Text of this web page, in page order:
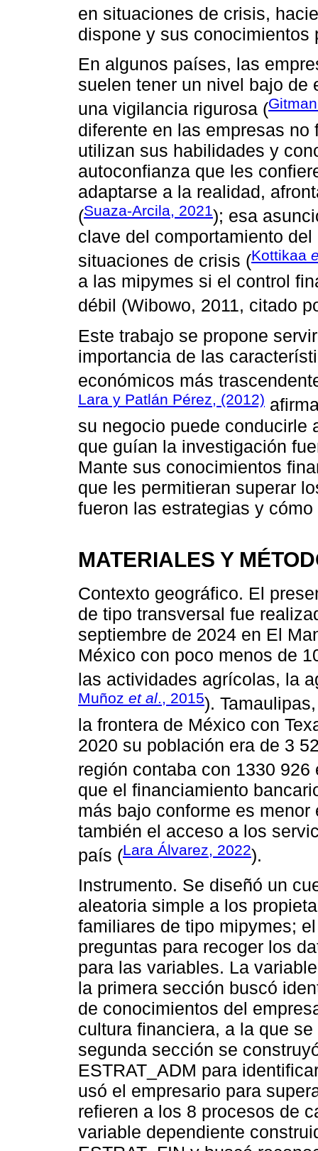
en situaciones de crisis,
dispone y sus conocimientos
En algunos países, las
suelen tener un nivel bajo de
una vigilancia rigurosa (
diferente en las empresas
utilizan sus habilidades y
autoconfianza que les
adaptarse a la realidad,
(Suaza-Arcila, 2021); esa
clave del comportamiento
situaciones de crisis (Kottikaa
a las mipymes si el control
débil (Wibowo, 2011, citado
Este trabajo se propone
importancia de las
económicos más
Lara y Patlán Pérez, (2012)
su negocio puede conducirle
que guían la investigación
Mante sus conocimientos
que les permitieran superar
fueron las estrategias y
MATERIALES Y
Contexto geográfico. El
de tipo transversal fue
septiembre de 2024 en El
México con poco menos de
las actividades agrícolas, la
Muñoz et al., 2015).
la frontera de México con
2020 su población era de 3
región contaba con 1330 926
que el financiamiento
más bajo conforme es
también el acceso a los
país (Lara Álvarez, 2022).
Instrumento. Se diseñó un
aleatoria simple a los
familiares de tipo mipymes;
preguntas para recoger los
para las variables. La
la primera sección buscó
de conocimientos del
cultura financiera, a la que
segunda sección se
ESTRAT_ADM para
usó el empresario para
refieren a los 8 procesos de
variable dependiente